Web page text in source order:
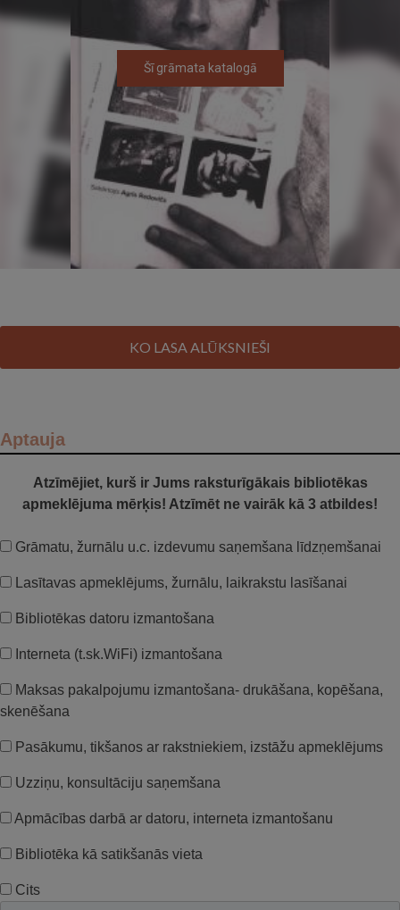
Šī grāmata katalogā
KO LASA ALŪKSNIEŠI
Aptauja
Atzīmējiet, kurš ir Jums raksturīgākais bibliotēkas
apmeklējuma mērķis! Atzīmēt ne vairāk kā 3 atbildes!
Grāmatu, žurnālu u.c. izdevumu saņemšana līdzņemšanai
Lasītavas apmeklējums, žurnālu, laikrakstu lasīšanai
Bibliotēkas datoru izmantošana
Interneta (t.sk.WiFi) izmantošana
Maksas pakalpojumu izmantošana- drukāšana, kopēšana,
skenēšana
Pasākumu, tikšanos ar rakstniekiem, izstāžu apmeklējums
Uzziņu, konsultāciju saņemšana
Apmācības darbā ar datoru, interneta izmantošanu
Bibliotēka kā satikšanās vieta
Cits